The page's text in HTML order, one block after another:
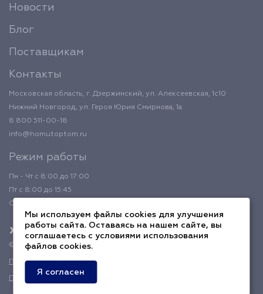
Новости
Блог
Поставщикам
Контакты
Московская область, г. Дзержинский, ул. Алексеевская, 1с10
Нижний Новгород, ул. Героя Юрия Смирнова, 1а
8 800 511-00-18
info@homutoptom.ru
Режим работы
Пн - Чт с 8:00 до 17:00
Пт с 8:00 до 15:45
Обед с 12:00 до 12:45
© 2026 ХомутОптом
Политика конфиденциальности
Публичная оферта
Мы используем файлы cookies для улучшения
работы сайта. Оставаясь на нашем сайте, вы
соглашаетесь с условиями использования
файлов cookies.
Я согласен